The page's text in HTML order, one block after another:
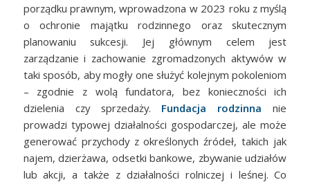
porządku prawnym, wprowadzona w 2023 roku z myślą
o ochronie majątku rodzinnego oraz skutecznym
planowaniu sukcesji. Jej głównym celem jest
zarządzanie i zachowanie zgromadzonych aktywów w
taki sposób, aby mogły one służyć kolejnym pokoleniom
– zgodnie z wolą fundatora, bez konieczności ich
dzielenia czy sprzedaży. Fundacja rodzinna nie
prowadzi typowej działalności gospodarczej, ale może
generować przychody z określonych źródeł, takich jak
najem, dzierżawa, odsetki bankowe, zbywanie udziałów
lub akcji, a także z działalności rolniczej i leśnej. Co